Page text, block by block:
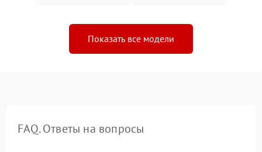
Показать все модели
FAQ. Ответы на вопросы